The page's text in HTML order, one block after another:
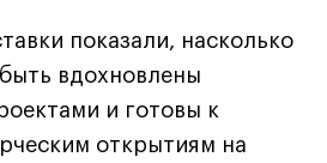
показали, насколько
вдохновлены
и готовы к
открытиям на